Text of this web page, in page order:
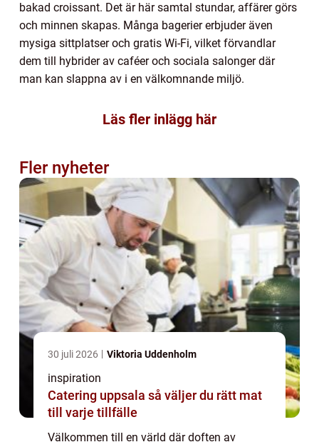
bakad croissant. Det är här samtal stundar, affärer görs
och minnen skapas. Många bagerier erbjuder även
mysiga sittplatser och gratis Wi-Fi, vilket förvandlar
dem till hybrider av caféer och sociala salonger där
man kan slappna av i en välkomnande miljö.
Läs fler inlägg här
Fler nyheter
30 juli 2026 Viktoria Uddenholm
inspiration
Catering uppsala så väljer du rätt mat
till varje tillfälle
Välkommen till en värld där doften av